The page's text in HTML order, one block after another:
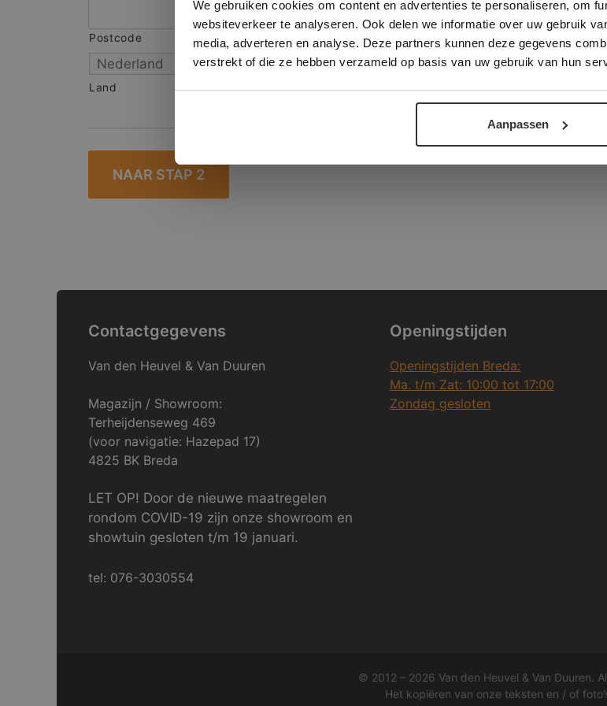
We gebruiken cookies om content en advertenties te personaliseren, om
websiteverkeer te analyseren. Ook delen we informatie over uw gebruik
media, adverteren en analyse. Deze partners kunnen deze gegevens
verstrekt of die ze hebben verzameld op basis van uw gebruik van hun
Aanpassen
Postcode Stad
Land
Contactgegevens
Van den Heuvel & Van Duuren
Magazijn / Showroom:
Terheijdenseweg 469
(voor navigatie: Hazepad 17)
4825 BK Breda
LET OP! Door de nieuwe maatregelen
rondom COVID-19 zijn onze showroom en
showtuin gesloten t/m 19 januari.
tel: 076-3030554
Openingstijden
Openingstijden Breda:
Ma. t/m Zat: 10:00 tot 17:00
Zondag gesloten
© 2012 – 2026 Van den Heuvel & Van Duuren.
Het kopiëren van onze teksten en / of
verder
ALLES ACCEPTEREN ALLES